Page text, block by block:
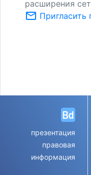
расширения
mail_outline Пригласить
презентация
правовая
информация